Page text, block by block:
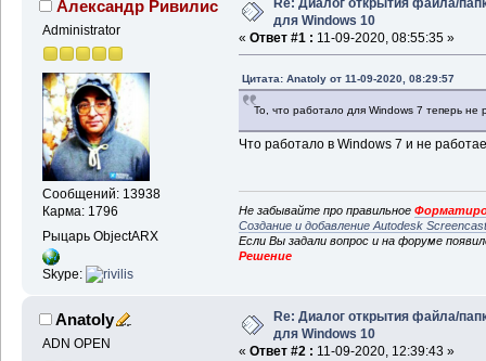
Александр Ривилис
Administrator
Сообщений: 13938
Карма: 1796
Рыцарь ObjectARX
Skype:
Re: Диалог открытия файла/
для Windows 10
« Ответ #1 : 11-09-2020, 08:55:35 »
Цитата: Anatoly от 11-09-2020, 08:29:57
То, что работало для Windows 7 теперь не
Что работало в Windows 7 и не
Не забывайте про правильное
Создание и добавление Autodesk
Если Вы задали вопрос и на форуме
Решение
Anatoly
ADN OPEN
Re: Диалог открытия файла/
для Windows 10
« Ответ #2 : 11-09-2020, 12:39:43 »